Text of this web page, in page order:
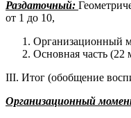
Раздаточный:
от 1 до 10,
Организационный
Основная часть (22
III. Итог (обобщение
Организационный